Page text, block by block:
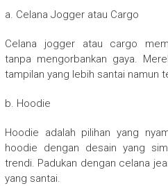
a. Celana Jogger atau Cargo
Celana jogger atau cargo
tanpa mengorbankan gaya.
tampilan yang lebih santai namun
b. Hoodie
Hoodie adalah pilihan yang
hoodie dengan desain yang
trendi. Padukan dengan celana
yang santai.